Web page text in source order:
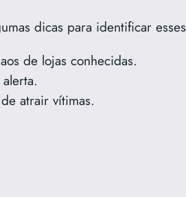
dicas para identificar
de lojas conhecidas.
atrair vítimas.